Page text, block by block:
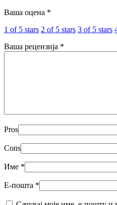
Ваша оцена *
1 of 5 stars 2 of 5 stars 3 of 5 stars
Ваша рецензија *
Pros
Cons
Име *
Е-пошта *